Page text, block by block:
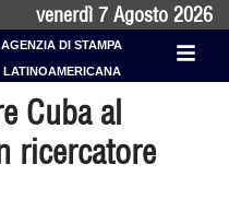
venerdì 7 Agosto 2026
AGENZIA DI STAMPA
LATINOAMERICANA
Cuba al
ricercatore